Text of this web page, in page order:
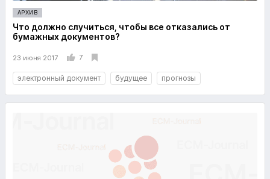
АРХИВ
Что должно случиться, чтобы все отказались от
бумажных документов?
23 июня 2017 7
электронный документ будущее прогнозы